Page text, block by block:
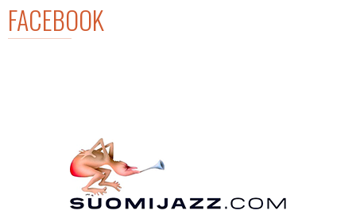
FACEBOOK